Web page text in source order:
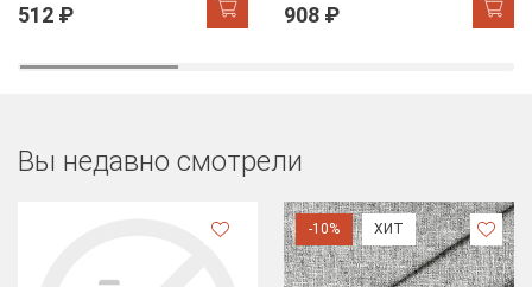
512 ₽ 908 ₽
Вы недавно смотрели
-10% ХИТ